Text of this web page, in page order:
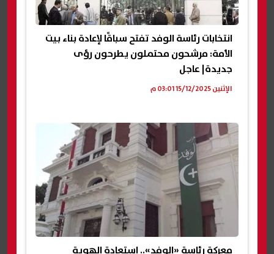
انتخابات رئاسة الوفد تفتح سباقًا لإعادة بناء بيت
الأمة: مرشحون محتملون يطرحون رؤى
جديدة| عاجل
الإثنين 15/12/2025 03:01 م
معركة رئاسة «الوفد».. استعادة الهوية